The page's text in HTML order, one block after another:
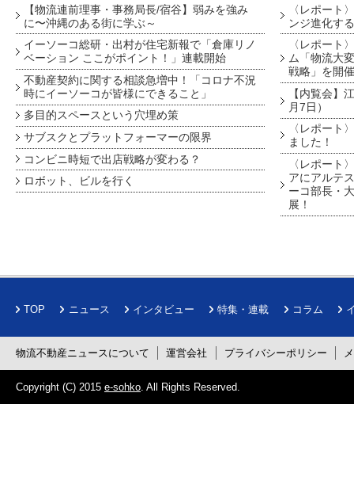
【物流連前理事・事務局長/宿谷】弱みを強み
に〜沖縄のある街に学ぶ～
イーソーコ総研・出村が住宅新報で「倉庫リノ
ベーション ここがポイント！」連載開始
不動産契約に関する相談急増中！「コロナ不況
時にイーソーコが皆様にできること」
多目的スペースという穴埋め策
サブスクとプラットフォーマーの限界
コンビニ時短で出店戦略が変わる？
ロボット、ビルを行く
〈レポート
ンジ進化す
〈レポート
ム「物流大
戦略」を開
【内覧会】
月7日）
〈レポート
ました！
〈レポート
アにアルテ
ーコ部長・
展！
TOP ニュース インタビュー 特集・連載 コラム
物流不動産ニュースについて 運営会社 プライバシーポリシー
Copyright (C) 2015 e-sohko. All Rights Reserved.